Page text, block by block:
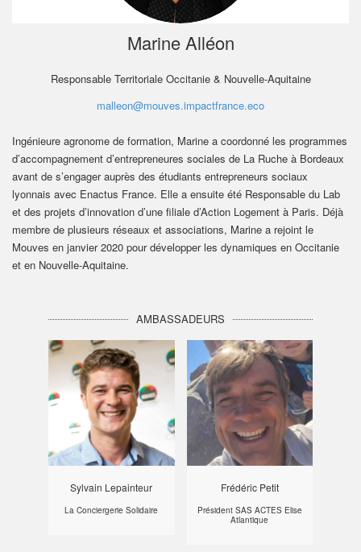
Marine Alléon
Responsable Territoriale Occitanie & Nouvelle-Aquitaine
malleon@mouves.impactfrance.eco
Ingénieure agronome de formation, Marine a coordonné les programmes
d’accompagnement d’entrepreneures sociales de La Ruche à Bordeaux
avant de s’engager auprès des étudiants entrepreneurs sociaux
lyonnais avec Enactus France. Elle a ensuite été Responsable du Lab
et des projets d’innovation d’une filiale d’Action Logement à Paris. Déjà
membre de plusieurs réseaux et associations, Marine a rejoint le
Mouves en janvier 2020 pour développer les dynamiques en Occitanie
et en Nouvelle-Aquitaine.
AMBASSADEURS
Sylvain Lepainteur
La Conciergerie Solidaire
Frédéric Petit
Président SAS ACTES Elise
Atlantique